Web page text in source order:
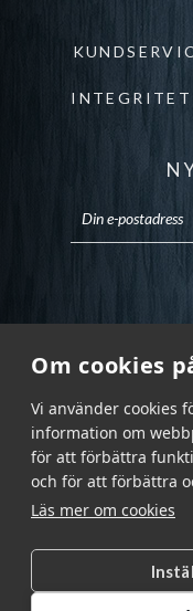
Om cookies
Vi använder cookies
information om
för att förbättra
och för att förbättra
Läs mer om cookies
INTEGRITET
Garnr